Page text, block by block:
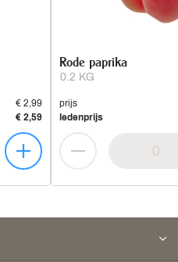
€ 2,99
€ 2,59
0.2 KG
Rode paprika
prijs
ledenprijs